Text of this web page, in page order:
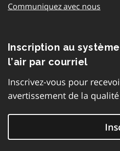
Communiquez avec nous
Inscription au
l’air par courriel
Inscrivez-vous pour
avertissement de la qualité